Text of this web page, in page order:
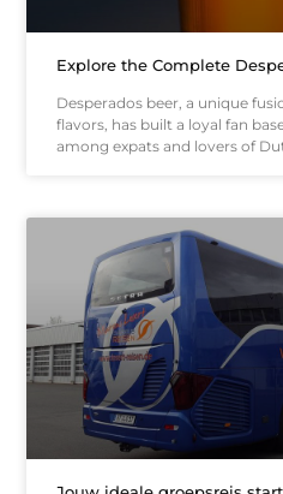
Explore the Complete
Desperados beer, a unique
flavors, has built a loyal fan
among expats and lovers of